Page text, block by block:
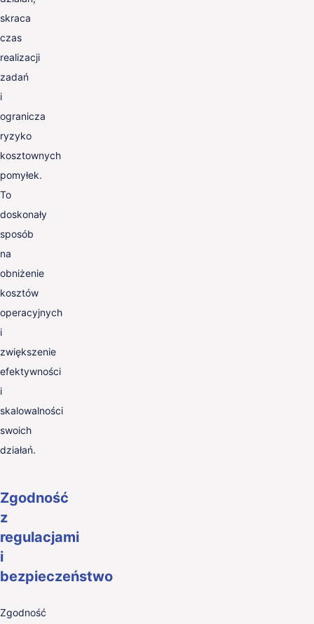
skraca
czas
realizacji
zadań
i
ogranicza
ryzyko
kosztownych
pomyłek.
To
doskonały
sposób
na
obniżenie
kosztów
operacyjnych
i
zwiększenie
efektywności
i
skalowalności
swoich
działań.
Zgodność
z
regulacjami
i
bezpieczeństwo
Zgodność